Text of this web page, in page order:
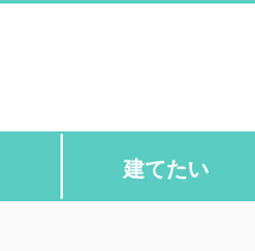
建てたい